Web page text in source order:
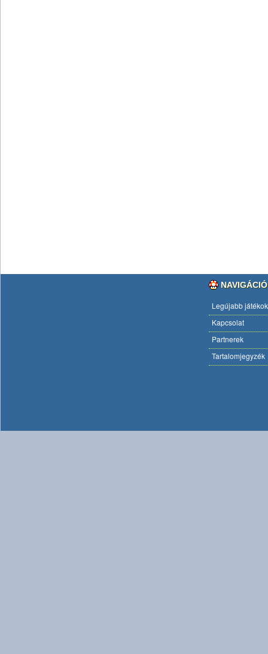
Legújabb játékok
Kapcsolat
Partnerek
Tartalomjegyzék